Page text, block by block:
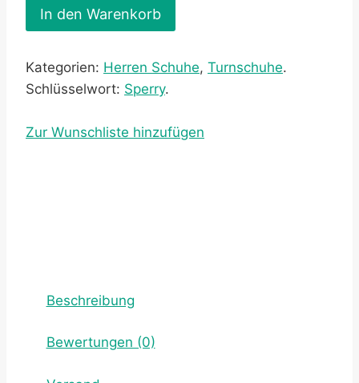
In den Warenkorb
Kategorien: Herren Schuhe, Turnschuhe.
Schlüsselwort: Sperry.
Zur Wunschliste hinzufügen
Beschreibung
Bewertungen (0)